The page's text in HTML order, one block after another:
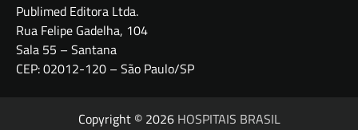
Publimed Editora Ltda.
Rua Felipe Gadelha, 104
Sala 55 – Santana
CEP: 02012-120 – São Paulo/SP
Copyright © 2026 HOSPITAIS BRASIL